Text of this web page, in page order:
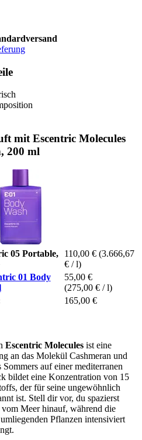
mit Escentric Molecules
200 ml
05 Portable,
110,00 € (3.666,67
€ / l)
01 Body
55,00 €
(275,00 € / l)
165,00 €
Escentric Molecules ist eine
an das Molekül Cashmeran und
auf einer mediterranen
bildet eine Konzentration von 15
der für seine ungewöhnlich
ist. Stell dir vor, du spazierst
Meer hinauf, während die
Pflanzen intensiviert